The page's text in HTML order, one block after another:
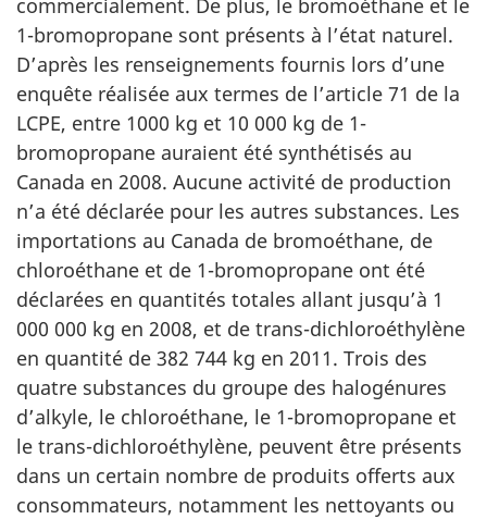
1-bromopropane sont présents à l’état naturel.
D’après les renseignements fournis lors d’une
enquête réalisée aux termes de l’article 71 de la
LCPE, entre 1000 kg et 10 000 kg de 1-
bromopropane auraient été synthétisés au
Canada en 2008. Aucune activité de production
n’a été déclarée pour les autres substances. Les
importations au Canada de bromoéthane, de
chloroéthane et de 1-bromopropane ont été
déclarées en quantités totales allant jusqu’à 1
000 000 kg en 2008, et de trans-dichloroéthylène
en quantité de 382 744 kg en 2011. Trois des
quatre substances du groupe des halogénures
d’alkyle, le chloroéthane, le 1-bromopropane et
le trans-dichloroéthylène, peuvent être présents
dans un certain nombre de produits offerts aux
consommateurs, notamment les nettoyants ou